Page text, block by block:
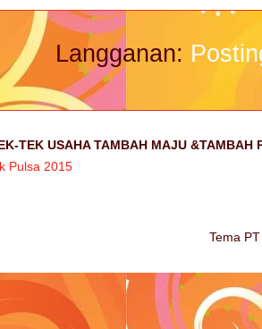
Langganan:
TEK USAHA TAMBAH MAJU &TAMBAH
Tema